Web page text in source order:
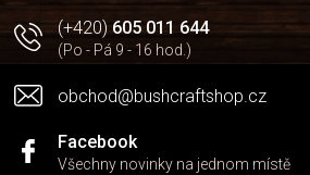
(+420)605 011 644
(Po - Pá 9 - 16 hod.)
obchod@bushcraftshop.cz
Facebook
Všechny novinky na jednom místě